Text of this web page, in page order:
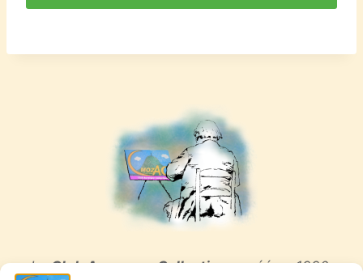
LeClub Auvergne Collections, créé en 1990,